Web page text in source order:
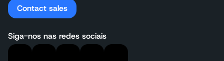
Contact sales
Siga-nos nas redes sociais